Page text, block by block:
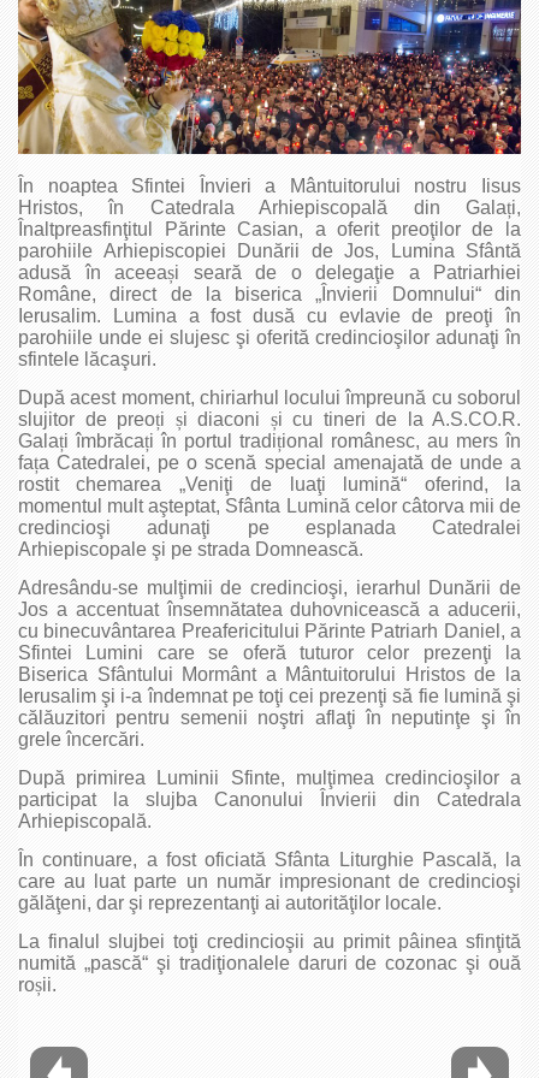
În noaptea Sfintei Învieri a Mântuitorului nostru Iisus
Hristos, în Catedrala Arhiepiscopală din Galați,
Înaltpreasfinţitul Părinte Casian, a oferit preoţilor de la
parohiile Arhiepiscopiei Dunării de Jos, Lumina Sfântă
adusă în aceeași seară de o delegaţie a Patriarhiei
Române, direct de la biserica „Învierii Domnului“ din
Ierusalim. Lumina a fost dusă cu evlavie de preoţi în
parohiile unde ei slujesc şi oferită credincioşilor adunaţi în
sfintele lăcaşuri.
După acest moment, chiriarhul locului împreună cu soborul
slujitor de preoți și diaconi și cu tineri de la A.S.CO.R.
Galați îmbrăcați în portul tradițional românesc, au mers în
fața Catedralei, pe o scenă special amenajată de unde a
rostit chemarea „Veniţi de luaţi lumină“ oferind, la
momentul mult aşteptat, Sfânta Lumină celor câtorva mii de
credincioşi adunaţi pe esplanada Catedralei
Arhiepiscopale şi pe strada Domnească.
Adresându-se mulţimii de credincioşi, ierarhul Dunării de
Jos a accentuat însemnătatea duhovnicească a aducerii,
cu binecuvântarea Preafericitului Părinte Patriarh Daniel, a
Sfintei Lumini care se oferă tuturor celor prezenţi la
Biserica Sfântului Mormânt a Mântuitorului Hristos de la
Ierusalim şi i-a îndemnat pe toţi cei prezenţi să fie lumină şi
călăuzitori pentru semenii noştri aflaţi în neputinţe şi în
grele încercări.
După primirea Luminii Sfinte, mulţimea credincioşilor a
participat la slujba Canonului Învierii din Catedrala
Arhiepiscopală.
În continuare, a fost oficiată Sfânta Liturghie Pascală, la
care au luat parte un număr impresionant de credincioşi
gălăţeni, dar şi reprezentanţi ai autorităţilor locale.
La finalul slujbei toţi credincioşii au primit pâinea sfinţită
numită „pască“ şi tradiţionalele daruri de cozonac şi ouă
roșii.